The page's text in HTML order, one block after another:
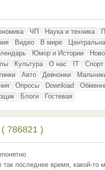
ЧП Наука и техника
Видео В мире
Юмор и Истории
Культура О нас IT Спорт
Авто Девчонки
Опросы Download
Блоги Гостевая
786821 )
так последнее время, какой-то